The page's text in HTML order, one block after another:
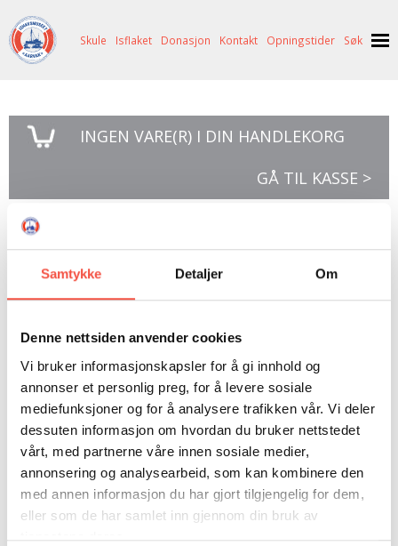
Samtykke Detaljer Om
Denne nettsiden anvender cookies
Vi bruker informasjonskapsler for å gi innhold og
annonser et personlig preg, for å levere sosiale
mediefunksjoner og for å analysere trafikken vår. Vi deler
dessuten informasjon om hvordan du bruker nettstedet
vårt, med partnerne våre innen sosiale medier,
annonsering og analysearbeid, som kan kombinere den
med annen informasjon du har gjort tilgjengelig for dem,
eller som de har samlet inn gjennom din bruk av
OM OSS
BILDE FRÅ MUSEET
UTSTILLINGAR
ISHAVSSKUTA AARVAK
OVERVINTRINGSFANGST PÅ NORDAUST-GRØNLAND
RAGNAR THORSETH – LEVD LIV
SVART GULL I BRANDAL CITY
ARRANGEMENT
UTLEIGE
HISTORIKK
ISHAVSMUSEETS VENNER
SAMARBEIDSMUSEUM
PERSONVERNERKLÆRING
FORTELLINGAR
SVALBARD
NORDØST-GRØNLAND
SELFANGST
PETER S. BRANDAL
BILDEGALLERI
NETTBUTIKK
SKUTEKATALOG
ARRANGEMENT
UTLEIGE
SKULE
SKULEBESØK
FARGELEGG
ISHAVSQUIZ
FORTELLINGAR
ISFLAKET
DONASJON
KONTAKT
OPNINGSTIDER
Skule Isflaket Donasjon Kontakt Opningstider Søk
INGEN VARE(R) I DIN HANDLEKORG
GÅ TIL KASSE >
DVD-55 år med Loran-C
på Jan Mayen
55 år med Loran-C på Jan Mayen – 1960-2015.
66 minutt med historisk film frå Jan Mayen.